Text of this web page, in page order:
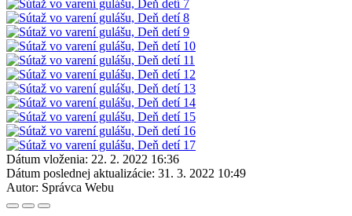
Dátum vloženia: 22. 2. 2022 16:36
Dátum poslednej aktualizácie: 31. 3. 2022 10:49
Autor: Správca Webu